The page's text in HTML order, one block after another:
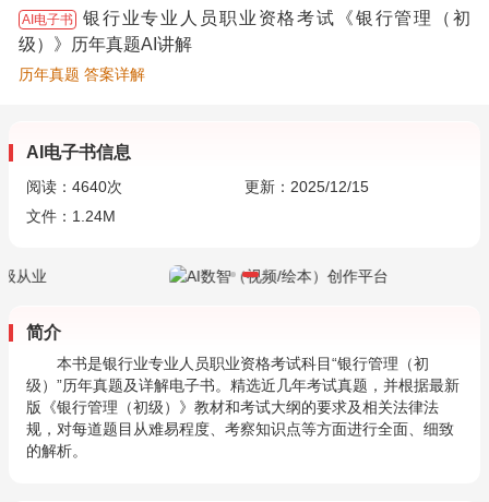
AI电子书
银行业专业人员职业资格考试《银行管理（初
级）》历年真题AI讲解
历年真题 答案详解
AI电子书信息
阅读： 4640次
更新：2025/12/15
文件：1.24M
简介
本书是银行业专业人员职业资格考试科目“银行管理（初
级）”历年真题及详解电子书。精选近几年考试真题，并根据最新
版《银行管理（初级）》教材和考试大纲的要求及相关法律法
规，对每道题目从难易程度、考察知识点等方面进行全面、细致
的解析。